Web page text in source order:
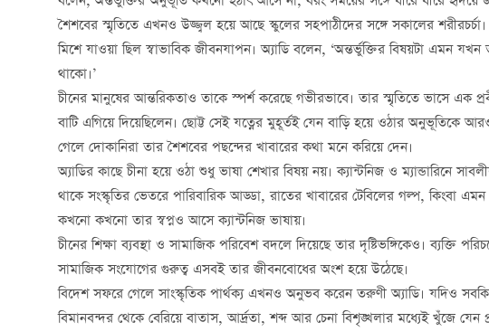
শৈশবের স্মৃতিতে এখনও উজ্জ্বল হয়ে আছে স্কুলের সহপাঠীদের সঙ্গে সকালের
মিশে যাওয়া ছিল স্বাভাবিক জীবনযাপন। অ্যাডি বলেন, ‘অন্তর্ভুক্তির বিষয়টা এমন
থাকো।’
চীনের মানুষের আন্তরিকতাও তাকে স্পর্শ করেছে গভীরভাবে। তার স্মৃতিতে ভাসে এক
বাটি এগিয়ে দিয়েছিলেন। ছোট্ট সেই যত্নের মুহূর্তই যেন বাড়ি হয়ে ওঠার
গেলে দোকানিরা তার শৈশবের পছন্দের খাবারের কথা মনে করিয়ে দেন।
অ্যাডির কাছে চীনা হয়ে ওঠা শুধু ভাষা শেখার বিষয় নয়। ক্যান্টনিজ ও ম্যান্ডারিনে
থাকে সংস্কৃতির ভেতরে পারিবারিক আড্ডা, রাতের খাবারের টেবিলের গল্প, কিংবা
কখনো কখনো তার স্বপ্নও আসে ক্যান্টনিজ ভাষায়।
চীনের শিক্ষা ব্যবস্থা ও সামাজিক পরিবেশ বদলে দিয়েছে তার দৃষ্টিভঙ্গিকেও। ব্যক্তি
সামাজিক সংযোগের গুরুত্ব এসবই তার জীবনবোধের অংশ হয়ে উঠেছে।
বিদেশ সফরে গেলে সাংস্কৃতিক পার্থক্য এখনও অনুভব করেন তরুণী অ্যাডি। যদিও
বিমানবন্দর থেকে বেরিয়ে বাতাস, আর্দ্রতা, শব্দ আর চেনা বিশৃঙ্খলার মধ্যেই খুঁজে যেন